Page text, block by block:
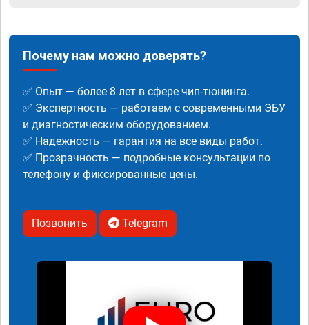
Почему нам можно доверять?
✅ Опыт — более 8 лет в сфере чип-тюнинга.
✅ Экспертность — работаем с современными ЭБУ
и диагностическим оборудованием.
✅ Надежность — гарантия на все виды работ.
✅ Прозрачность — подробные консультации по
телефону и фиксированные цены.
Позвонить Telegram